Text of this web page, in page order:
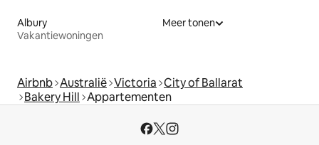
Albury
Vakantiewoningen
Meer tonen
Airbnb Australië Victoria City of Ballarat
Bakery Hill Appartementen